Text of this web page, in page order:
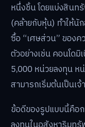
หนึ่งชิ้น โดยแบ่งสินท
(คล้ายกับหุ้น) ทำให้นั
ซื้อ “เศษส่วน” ของค
ตัวอย่างเช่น คอนโดมิ
5,000 หน่วยลงทุน ห
สามารถเริ่มต้นเป็นเ
ข้อดีของรูปแบบนี้คือก